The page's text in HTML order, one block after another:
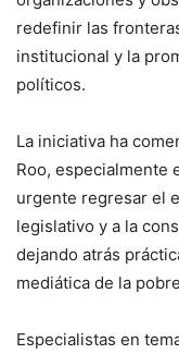
redefinir las
institucional y la
políticos.
La iniciativa ha
Roo, especialmente
urgente regresar el
legislativo y a la
dejando atrás
mediática de la
Especialistas en